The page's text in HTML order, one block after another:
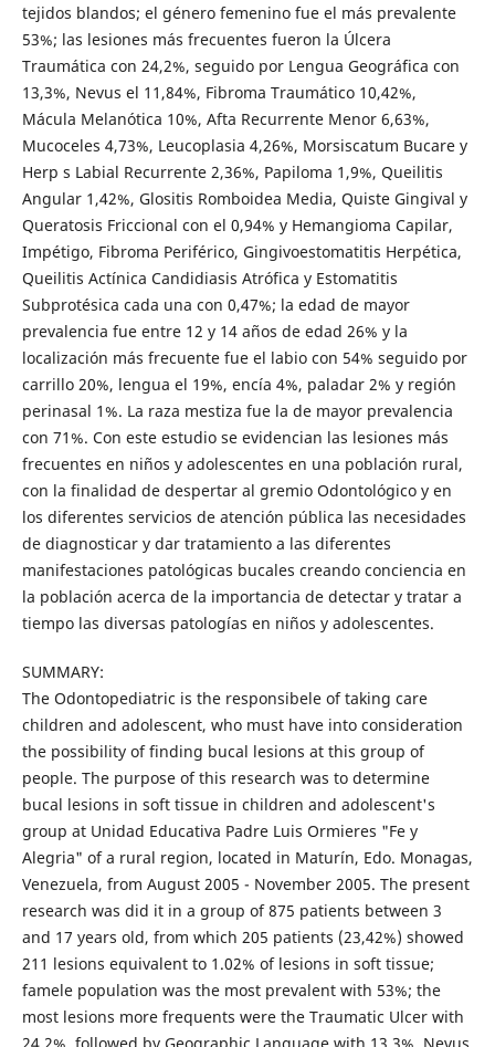
tejidos blandos; el género femenino fue el más prevalente
53%; las lesiones más frecuentes fueron la Úlcera
Traumática con 24,2%, seguido por Lengua Geográfica con
13,3%, Nevus el 11,84%, Fibroma Traumático 10,42%,
Mácula Melanótica 10%, Afta Recurrente Menor 6,63%,
Mucoceles 4,73%, Leucoplasia 4,26%, Morsiscatum Bucare y
Herp s Labial Recurrente 2,36%, Papiloma 1,9%, Queilitis
Angular 1,42%, Glositis Romboidea Media, Quiste Gingival y
Queratosis Friccional con el 0,94% y Hemangioma Capilar,
Impétigo, Fibroma Periférico, Gingivoestomatitis Herpética,
Queilitis Actínica Candidiasis Atrófica y Estomatitis
Subprotésica cada una con 0,47%; la edad de mayor
prevalencia fue entre 12 y 14 años de edad 26% y la
localización más frecuente fue el labio con 54% seguido por
carrillo 20%, lengua el 19%, encía 4%, paladar 2% y región
perinasal 1%. La raza mestiza fue la de mayor prevalencia
con 71%. Con este estudio se evidencian las lesiones más
frecuentes en niños y adolescentes en una población rural,
con la finalidad de despertar al gremio Odontológico y en
los diferentes servicios de atención pública las necesidades
de diagnosticar y dar tratamiento a las diferentes
manifestaciones patológicas bucales creando conciencia en
la población acerca de la importancia de detectar y tratar a
tiempo las diversas patologías en niños y adolescentes.
SUMMARY:
The Odontopediatric is the responsibele of taking care
children and adolescent, who must have into consideration
the possibility of finding bucal lesions at this group of
people. The purpose of this research was to determine
bucal lesions in soft tissue in children and adolescent's
group at Unidad Educativa Padre Luis Ormieres "Fe y
Alegria" of a rural region, located in Maturín, Edo. Monagas,
Venezuela, from August 2005 - November 2005. The present
research was did it in a group of 875 patients between 3
and 17 years old, from which 205 patients (23,42%) showed
211 lesions equivalent to 1.02% of lesions in soft tissue;
famele population was the most prevalent with 53%; the
most lesions more frequents were the Traumatic Ulcer with